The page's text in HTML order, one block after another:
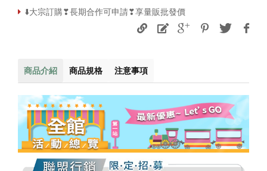
⬇️大宗訂購❣長期合作可申請❣享量販批發價
商品介紹 商品規格 注意事項